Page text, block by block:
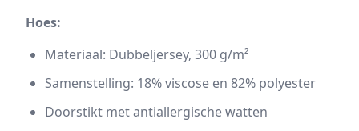
Hoes:
Materiaal: Dubbeljersey, 300 g/m²
Samenstelling: 18% viscose en 82% polyester
Doorstikt met antiallergische watten